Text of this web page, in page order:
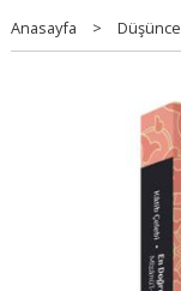
Anasayfa > Düşünce